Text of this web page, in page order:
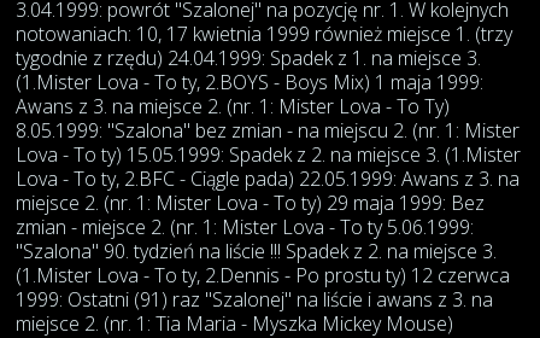
3.04.1999: powrót "Szalonej" na pozycję nr. 1. W kolejnych
notowaniach: 10, 17 kwietnia 1999 również miejsce 1. (trzy
tygodnie z rzędu) 24.04.1999: Spadek z 1. na miejsce 3.
(1.Mister Lova - To ty, 2.BOYS - Boys Mix) 1 maja 1999:
Awans z 3. na miejsce 2. (nr. 1: Mister Lova - To Ty)
8.05.1999: "Szalona" bez zmian - na miejscu 2. (nr. 1: Mister
Lova - To ty) 15.05.1999: Spadek z 2. na miejsce 3. (1.Mister
Lova - To ty, 2.BFC - Ciągle pada) 22.05.1999: Awans z 3. na
miejsce 2. (nr. 1: Mister Lova - To ty) 29 maja 1999: Bez
zmian - miejsce 2. (nr. 1: Mister Lova - To ty 5.06.1999:
"Szalona" 90. tydzień na liście !!! Spadek z 2. na miejsce 3.
(1.Mister Lova - To ty, 2.Dennis - Po prostu ty) 12 czerwca
1999: Ostatni (91) raz "Szalonej" na liście i awans z 3. na
miejsce 2. (nr. 1: Tia Maria - Myszka Mickey Mouse)